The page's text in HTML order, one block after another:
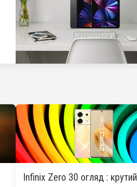
Infinix Zero 30 огляд : крутий